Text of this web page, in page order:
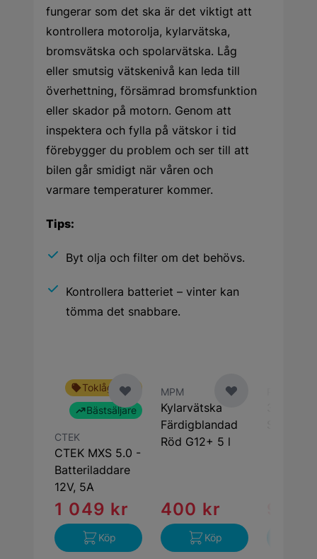
fungerar som det ska är det viktigt att
kontrollera motorolja, kylarvätska,
bromsvätska och spolarvätska. Låg
eller smutsig vätskenivå kan leda till
överhettning, försämrad bromsfunktion
eller skador på motorn. Genom att
inspektera och fylla på vätskor i tid
förebygger du problem och ser till att
bilen går smidigt när våren och
varmare temperaturer kommer.
Tips:
Byt olja och filter om det behövs.
Kontrollera batteriet – vinter kan
tömma det snabbare.
Toklågt pris
Bästsäljare
CTEK
CTEK MXS 5.0 -
Batteriladdare
12V, 5A
1 049 kr
Köp
MPM
Kylarvätska
Färdigblandad
Röd G12+ 5 l
400 kr
Köp